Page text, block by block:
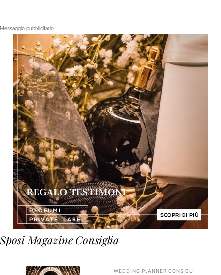
Messaggio pubblicitario
Sposi Magazine Consiglia
WEDDING PLANNER CONSIGLI